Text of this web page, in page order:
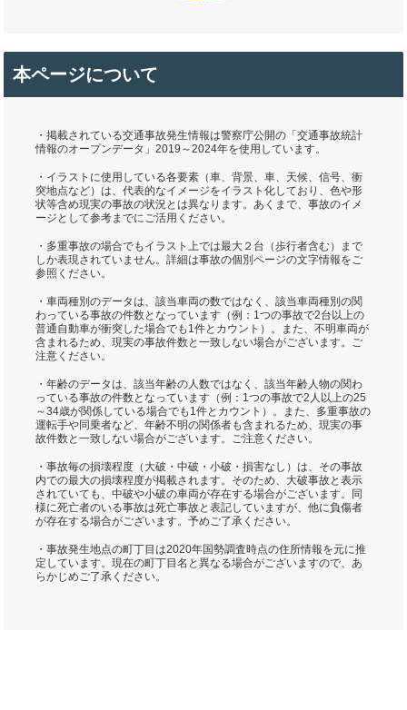
本ページについて
・掲載されている交通事故発生情報は警察庁公開の「交通事故統計
情報のオープンデータ」2019～2024年を使用しています。
・イラストに使用している各要素（車、背景、車、天候、信号、衝
突地点など）は、代表的なイメージをイラスト化しており、色や形
状等含め現実の事故の状況とは異なります。あくまで、事故のイメ
ージとして参考までにご活用ください。
・多重事故の場合でもイラスト上では最大２台（歩行者含む）まで
しか表現されていません。詳細は事故の個別ページの文字情報をご
参照ください。
・車両種別のデータは、該当車両の数ではなく、該当車両種別の関
わっている事故の件数となっています（例：1つの事故で2台以上の
普通自動車が衝突した場合でも1件とカウント）。また、不明車両が
含まれるため、現実の事故件数と一致しない場合がございます。ご
注意ください。
・年齢のデータは、該当年齢の人数ではなく、該当年齢人物の関わ
っている事故の件数となっています（例：1つの事故で2人以上の25
～34歳が関係している場合でも1件とカウント）。また、多重事故の
運転手や同乗者など、年齢不明の関係者も含まれるため、現実の事
故件数と一致しない場合がございます。ご注意ください。
・事故毎の損壊程度（大破・中破・小破・損害なし）は、その事故
内での最大の損壊程度が掲載されます。そのため、大破事故と表示
されていても、中破や小破の車両が存在する場合がございます。同
様に死亡者のいる事故は死亡事故と表記していますが、他に負傷者
が存在する場合がございます。予めご了承ください。
・事故発生地点の町丁目は2020年国勢調査時点の住所情報を元に推
定しています。現在の町丁目名と異なる場合がございますので、あ
らかじめご了承ください。